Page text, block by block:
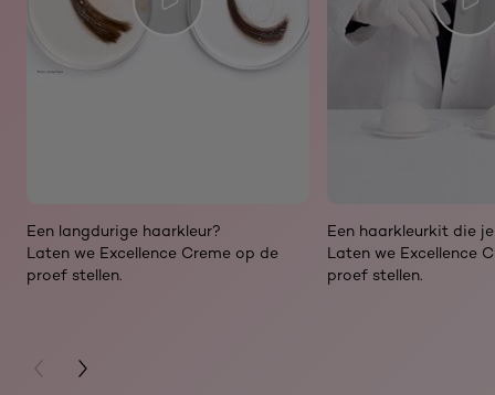
Een langdurige haarkleur?
Laten we Excellence Creme op de
proef stellen.
Een haarkleurkit die
Laten we Excellence
proef stellen.
PREVIOUS CARD
NEXT CARD